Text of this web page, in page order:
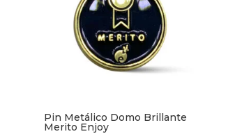
Pin Metálico Domo Brillante
Merito Enjoy